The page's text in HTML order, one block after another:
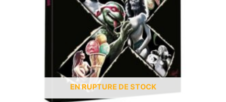
EN RUPTURE DE STOCK